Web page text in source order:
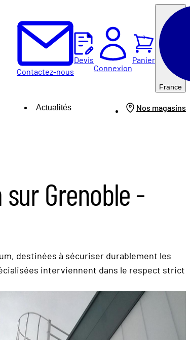
Contactez-nous
Devis
Connexion
Panier
0
France
Actualités Nos magasins
Grenoble -
destinées à sécuriser durablement les
interviennent dans le respect strict